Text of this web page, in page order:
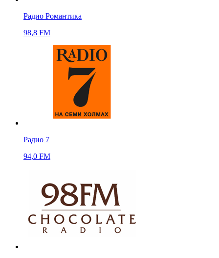
Радио Романтика
98,8 FM
Радио 7
94,0 FM